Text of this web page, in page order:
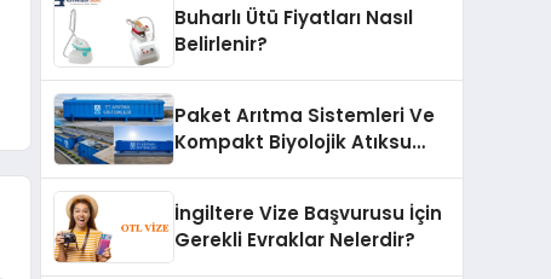
Buharlı Ütü Fiyatları Nasıl
Belirlenir?
Paket Arıtma Sistemleri Ve
Kompakt Biyolojik Atıksu
İngiltere Vize Başvurusu İçin
Gerekli Evraklar Nelerdir?